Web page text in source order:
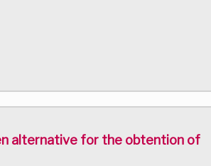
alternative for the obtention of